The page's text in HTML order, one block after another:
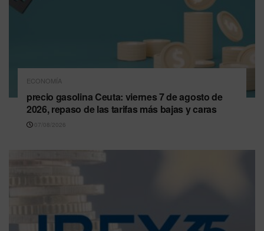
ECONOMÍA
precio gasolina Ceuta: viernes 7 de agosto de
2026, repaso de las tarifas más bajas y caras
07/08/2026